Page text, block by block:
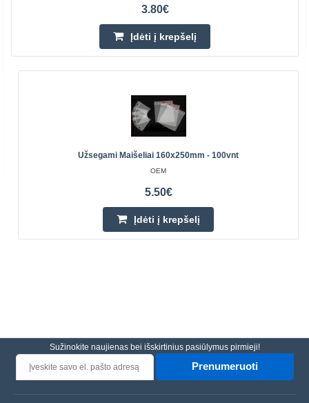
3.80€
Įdėti į krepšelį
Užsegami Maišeliai 160x250mm - 100vnt
OEM
5.50€
Įdėti į krepšelį
Sužinokite naujienas bei išskirtinius pasiūlymus pirmieji!
Prenumeruoti